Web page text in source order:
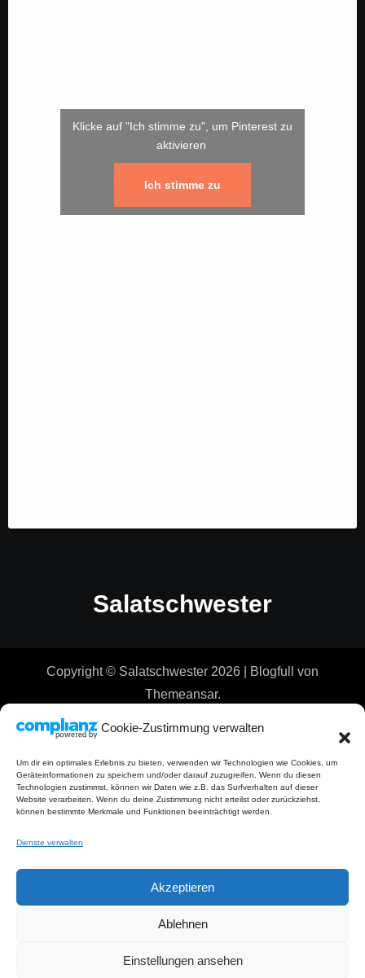
Cookie-Zustimmung verwalten
Um dir ein optimales Erlebnis zu bieten, verwenden wir Technologien wie Cookies, um
Geräteinformationen zu speichern und/oder darauf zuzugreifen. Wenn du diesen
Technologien zustimmst, können wir Daten wie z.B. das Surfverhalten auf dieser
Website verarbeiten. Wenn du deine Zustimmung nicht erteilst oder zurückziehst,
können bestimmte Merkmale und Funktionen beeinträchtigt werden.
Dienste verwalten
Akzeptieren
Ablehnen
Einstellungen ansehen
Klicke auf "Ich stimme zu", um Pinterest zu
aktivieren
Ich stimme zu
Salatschwester
Copyright © Salatschwester 2026 Blogfull
von
Themeansar.